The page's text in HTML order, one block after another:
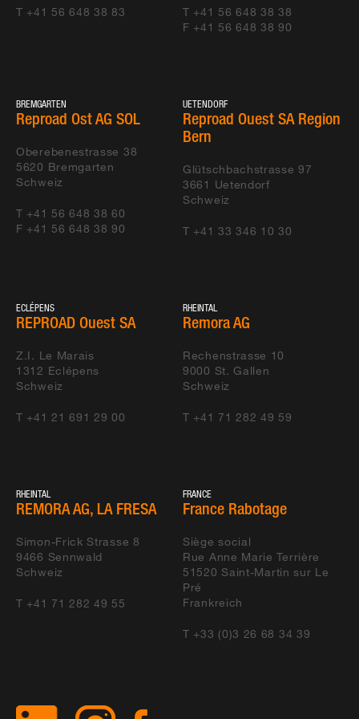
Küblis Tunnel STRABAG AG
Visp Tunnel
Chatzuhüs
STRABAG AG, Tunnelbau Schweiz
6472 Estfeld
Montaigre Tunnel
Courtedoux
Montaigre (GBM)
Marti Tunnelbau Buchrain
Visp Tunnel Los
ARGE Tunnel Visp c/o Ulrich Imboden
T +41 56 648 38 83
T +41 56 648 38 38
F +41 56 648 38 90
BREMGARTEN
Reproad Ost AG SOL
Oberebenestrasse 38
5620 Bremgarten
Schweiz
T +41 56 648 38 60
F +41 56 648 38 90
UETENDORF
Reproad Ouest SA Region
Bern
Glütschbachstrasse 97
3661 Uetendorf
Schweiz
T +41 33 346 10 30
ECLÉPENS
REPROAD Ouest SA
Z.I. Le Marais
1312 Eclépens
Schweiz
T +41 21 691 29 00
RHEINTAL
Remora AG
Rechenstrasse 10
9000 St. Gallen
Schweiz
T +41 71 282 49 59
RHEINTAL
REMORA AG, LA FRESA
Simon-Frick Strasse 8
9466 Sennwald
Schweiz
T +41 71 282 49 55
FRANCE
France Rabotage
Siège social
Rue Anne Marie Terrière
51520 Saint-Martin sur Le
Pré
Frankreich
T +33 (0)3 26 68 34 39